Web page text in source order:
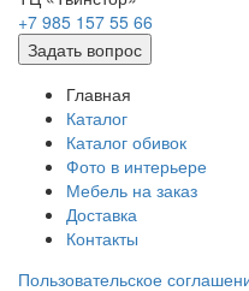
+7 985 157 55 66
Задать вопрос
Главная
Каталог
Каталог обивок
Фото в интерьере
Мебель на заказ
Доставка
Контакты
Пользовательское